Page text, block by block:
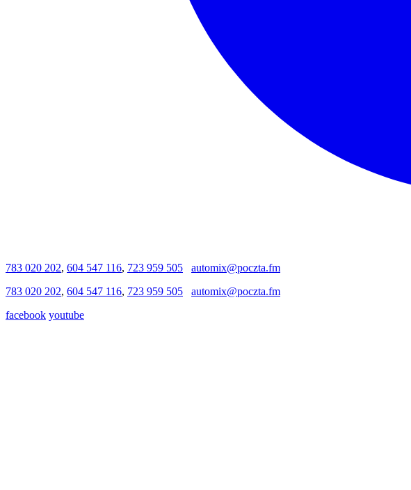
783 020 202, 604 547 116, 723 959 505
automix@poczta.fm
783 020 202, 604 547 116, 723 959 505
automix@poczta.fm
facebook youtube